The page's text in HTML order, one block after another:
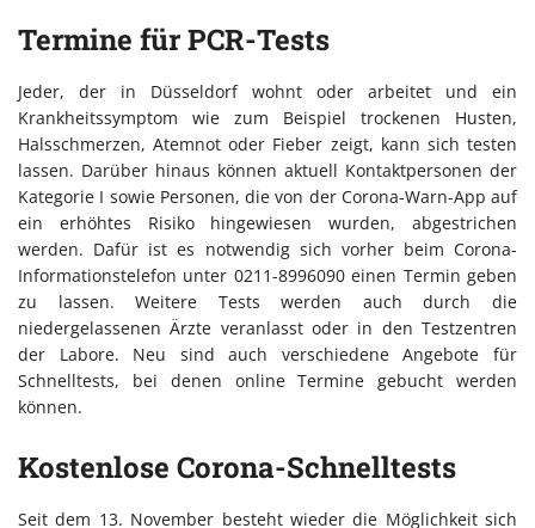
Termine für PCR-Tests
Jeder, der in Düsseldorf wohnt oder arbeitet und ein
Krankheitssymptom wie zum Beispiel trockenen Husten,
Halsschmerzen, Atemnot oder Fieber zeigt, kann sich testen
lassen. Darüber hinaus können aktuell Kontaktpersonen der
Kategorie I sowie Personen, die von der Corona-Warn-App auf
ein erhöhtes Risiko hingewiesen wurden, abgestrichen
werden. Dafür ist es notwendig sich vorher beim Corona-
Informationstelefon unter 0211-8996090 einen Termin geben
zu lassen. Weitere Tests werden auch durch die
niedergelassenen Ärzte veranlasst oder in den Testzentren
der Labore. Neu sind auch verschiedene Angebote für
Schnelltests, bei denen online Termine gebucht werden
können.
Kostenlose Corona-Schnelltests
Seit dem 13. November besteht wieder die Möglichkeit sich